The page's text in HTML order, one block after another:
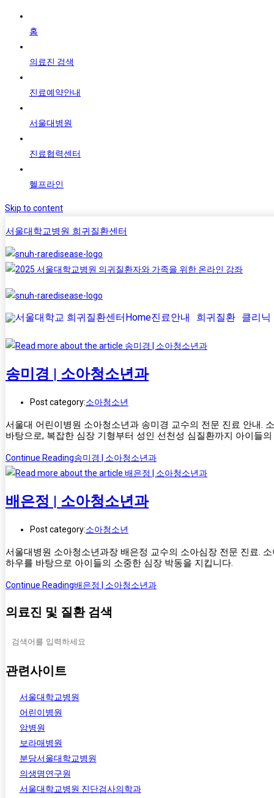
홈
의료진 검색
진료예약안내
서울대병원
진료협력센터
헬프라인
Skip to content
서울대학교병원 희귀질환센터
Home진료안내 희귀질환 클리닉
송미경 | 소아청소년과
Post category:소아청소년
서울대 어린이병원 소아청소년과 송미경 교수의 전문 진료 안내.
바탕으로, 복잡한 심장 기형부터 성인 선천성 심질환까지 아이들
Continue Reading송미경 | 소아청소년과
배은정 | 소아청소년과
Post category:소아청소년
서울대병원 소아청소년과장 배은정 교수의 소아심장 전문 진료.
하우를 바탕으로 아이들의 소중한 심장 박동을 지킵니다.
Continue Reading배은정 | 소아청소년과
의료진 및 질환 검색
관련사이트
서울대학교병원
어린이병원
암병원
보라매병원
분당서울대학교병원
의생명연구원
서울대학교병원 진단검사의학과